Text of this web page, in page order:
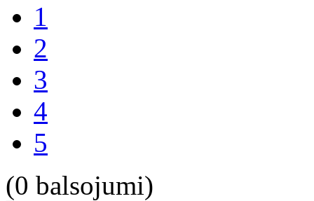
1
2
3
4
5
(0 balsojumi)